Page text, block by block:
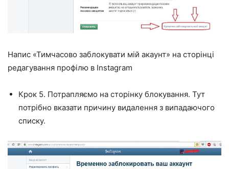
Напис «Тимчасово заблокувати мій акаунт» на сторінці
редагування профілю в Instagram
Крок 5. Потрапляємо на сторінку блокування. Тут
потрібно вказати причину видалення з випадаючого
списку.